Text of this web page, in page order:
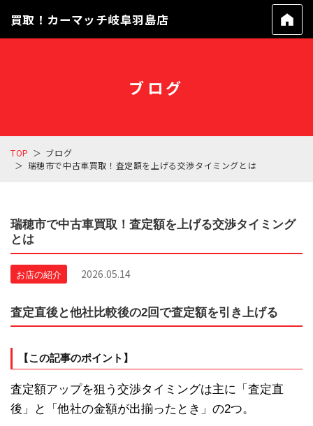
買取！カーマッチ岐阜羽島店
ブログ
TOP
ブログ
瑞穂市で中古車買取！査定額を上げる交渉タイミングとは
瑞穂市で中古車買取！査定額を上げる交渉タイミング
とは
お店の紹介 2026.05.14
査定直後と他社比較後の2回で査定額を引き上げる
【この記事のポイント】
査定額アップを狙う交渉タイミングは主に「査定直
後」と「他社の金額が出揃ったとき」の2つ。